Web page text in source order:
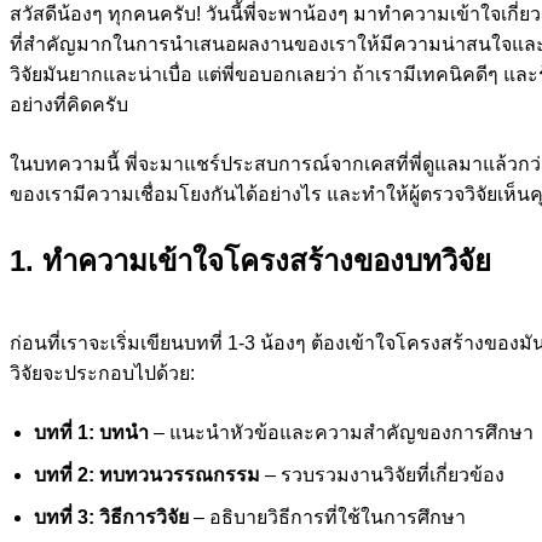
สวัสดีน้องๆ ทุกคนครับ! วันนี้พี่จะพาน้องๆ มาทำความเข้าใจเกี่ย
ที่สำคัญมากในการนำเสนอผลงานของเราให้มีความน่าสนใจแ
วิจัยมันยากและน่าเบื่อ แต่พี่ขอบอกเลยว่า ถ้าเรามีเทคนิคดีๆ แล
อย่างที่คิดครับ
ในบทความนี้ พี่จะมาแชร์ประสบการณ์จากเคสที่พี่ดูแลมาแล้วกว่
ของเรามีความเชื่อมโยงกันได้อย่างไร และทำให้ผู้ตรวจวิจัยเห็
1. ทำความเข้าใจโครงสร้างของบทวิจัย
ก่อนที่เราจะเริ่มเขียนบทที่ 1-3 น้องๆ ต้องเข้าใจโครงสร้างขอ
วิจัยจะประกอบไปด้วย:
บทที่ 1: บทนำ – แนะนำหัวข้อและความสำคัญของการศึกษา
บทที่ 2: ทบทวนวรรณกรรม – รวบรวมงานวิจัยที่เกี่ยวข้อง
บทที่ 3: วิธีการวิจัย – อธิบายวิธีการที่ใช้ในการศึกษา